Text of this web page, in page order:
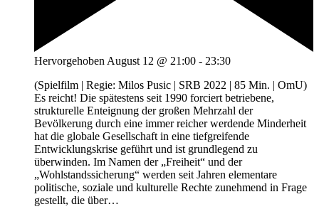
Hervorgehoben August 12 @ 21:00 - 23:30
(Spielfilm | Regie: Milos Pusic | SRB 2022 | 85 Min. | OmU)
Es reicht! Die spätestens seit 1990 forciert betriebene,
strukturelle Enteignung der großen Mehrzahl der
Bevölkerung durch eine immer reicher werdende Minderheit
hat die globale Gesellschaft in eine tiefgreifende
Entwicklungskrise geführt und ist grundlegend zu
überwinden. Im Namen der „Freiheit“ und der
„Wohlstandssicherung“ werden seit Jahren elementare
politische, soziale und kulturelle Rechte zunehmend in Frage
gestellt, die über…